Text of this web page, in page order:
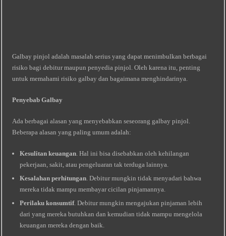
Galbay pinjol adalah masalah serius yang dapat menimbulkan berbagai
risiko bagi debitur maupun penyedia pinjol. Oleh karena itu, penting
untuk memahami risiko galbay dan bagaimana menghindarinya.
Penyebab Galbay
Ada berbagai alasan yang menyebabkan seseorang galbay pinjol.
Beberapa alasan yang paling umum adalah:
Kesulitan keuangan. Hal ini bisa disebabkan oleh kehilangan
pekerjaan, sakit, atau pengeluaran tak terduga lainnya.
Kesalahan perhitungan. Debitur mungkin tidak menyadari bahwa
mereka tidak mampu membayar cicilan pinjamannya.
Perilaku konsumtif. Debitur mungkin mengajukan pinjaman lebih
dari yang mereka butuhkan dan kemudian tidak mampu mengelola
keuangan mereka dengan baik.